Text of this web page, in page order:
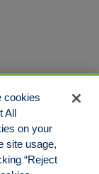
cookies
All
on your
site usage,
“Reject